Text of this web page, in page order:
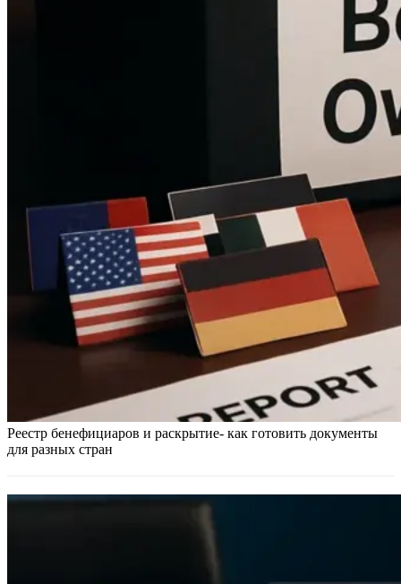
Реестр бенефициаров и раскрытие- как готовить документы
для разных стран